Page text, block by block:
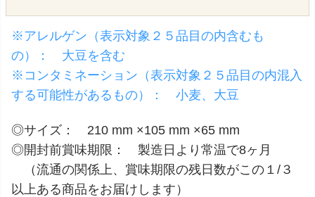
※アレルゲン（表示対象２５品目の内含むも
の）： 大豆を含む
※コンタミネーション（表示対象２５品目の内混入
する可能性があるもの）： 小麦、大豆
◎サイズ： 210 mm ×105 mm ×65 mm
◎開封前賞味期限： 製造日より常温で8ヶ月
（流通の関係上、賞味期限の残日数がこの１/３
以上ある商品をお届けします）